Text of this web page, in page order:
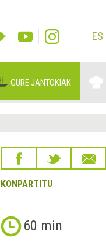
ES
GURE JANTOKIAK
KONPARTITU
60 min